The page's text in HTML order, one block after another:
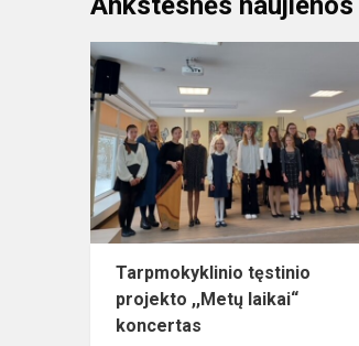
Tarpmokyklinio tęstinio
projekto ,,Metų laikai“
koncertas